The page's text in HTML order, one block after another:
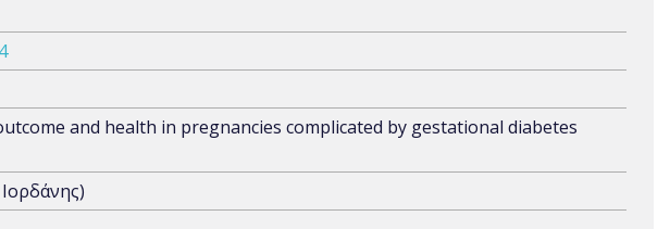
and health in pregnancies complicated by gestational diabetes